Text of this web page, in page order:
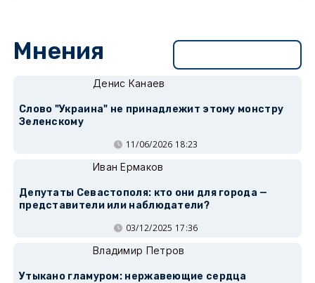
Мнения
Денис Канаев
Слово "Украина" не принадлежит этому монстру
Зеленскому
11/06/2026 18:23
Иван Ермаков
Депутаты Севастополя: кто они для города —
представители или наблюдатели?
03/12/2025 17:36
Владимир Петров
Утыкано гламуром: нержавеющие сердца